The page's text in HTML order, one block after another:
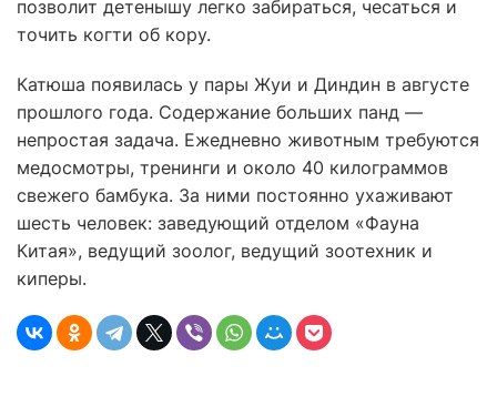
позволит детенышу легко забираться, чесаться и
точить когти об кору.
Катюша появилась у пары Жуи и Диндин в августе
прошлого года. Содержание больших панд —
непростая задача. Ежедневно животным требуются
медосмотры, тренинги и около 40 килограммов
свежего бамбука. За ними постоянно ухаживают
шесть человек: заведующий отделом «Фауна
Китая», ведущий зоолог, ведущий зоотехник и
киперы.